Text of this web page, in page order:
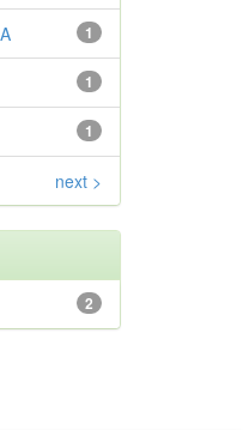
1
1
1
next >
2